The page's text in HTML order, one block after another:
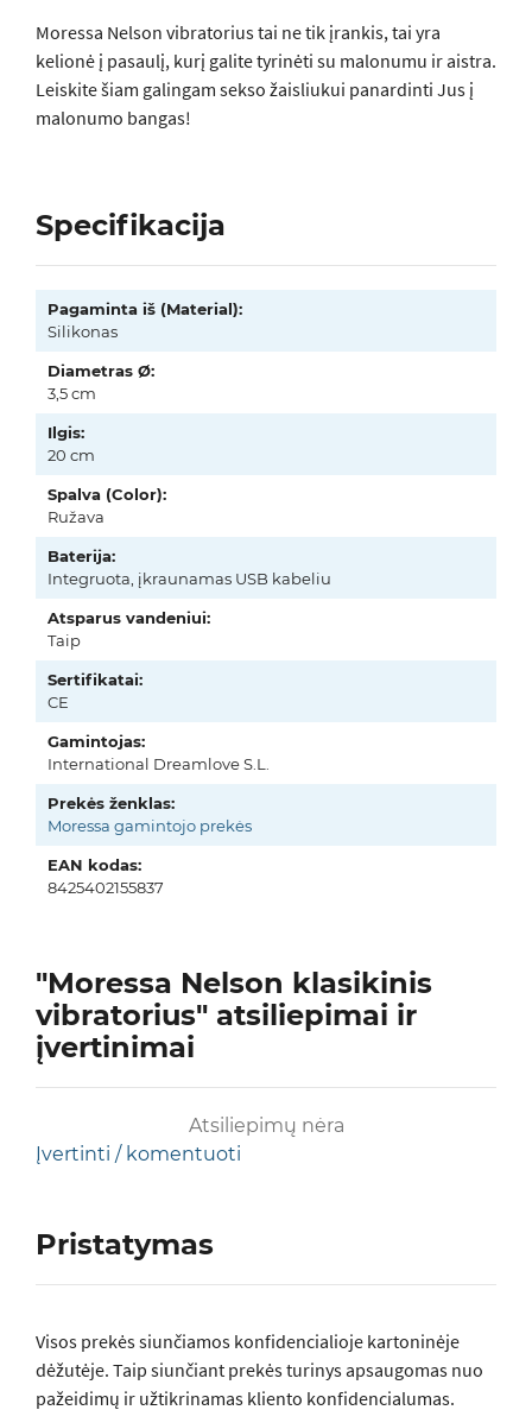
Moressa Nelson vibratorius tai ne tik įrankis, tai yra
kelionė į pasaulį, kurį galite tyrinėti su malonumu ir aistra.
Leiskite šiam galingam sekso žaisliukui panardinti Jus į
malonumo bangas!
Specifikacija
Pagaminta iš (Material):
Silikonas
Diametras Ø:
3,5 cm
Ilgis:
20 cm
Spalva (Color):
Ružava
Baterija:
Integruota, įkraunamas USB kabeliu
Atsparus vandeniui:
Taip
Sertifikatai:
CE
Gamintojas:
International Dreamlove S.L.
Prekės ženklas:
Moressa gamintojo prekės
EAN kodas:
8425402155837
"Moressa Nelson klasikinis
vibratorius" atsiliepimai ir
įvertinimai
Atsiliepimų nėra
Įvertinti / komentuoti
Pristatymas
Visos prеkės siunčiamos konfidencialioje kartoninėje
dėžutėje. Taip siunčiant prekės turinys apsaugomas nuo
pažeidimų ir užtikrinamas kliento konfidencialumas.